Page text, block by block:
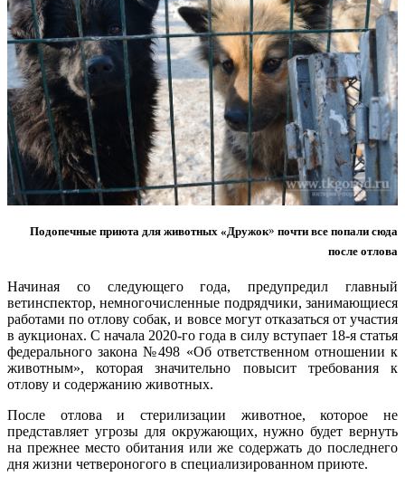
Подопечные приюта для животных «​Дружок» почти все попали сюда
после отлова
Начиная со следующего года, предупредил главный
ветинспектор, немногочисленные подрядчики, занимающиеся
работами по отлову собак, и вовсе могут отказаться от участия
в аукционах. С начала 2020-го года в силу вступает 18-я статья
федерального закона №498 «Об ответственном отношении к
животным», которая значительно повысит требования к
отлову и содержанию животных.
После отлова и стерилизации животное, которое не
представляет угрозы для окружающих, нужно будет вернуть
на прежнее место обитания или же содержать до последнего
дня жизни четвероногого в специализированном приюте.